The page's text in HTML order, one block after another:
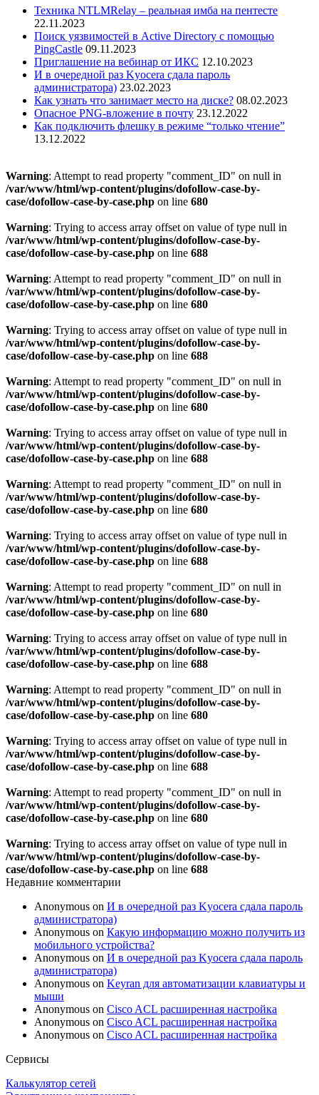
Техника NTLMRelay – реальная имба на пентесте
22.11.2023
Поиск уязвимостей в Active Directory с помощью
PingCastle 09.11.2023
Приглашение на вебинар от ИКС 12.10.2023
И в очередной раз Kyocera сдала пароль
администратора) 23.02.2023
Как узнать что занимает место на диске? 08.02.2023
Опасное PNG-вложение в почту 23.12.2022
Как подключить флешку в режиме “только чтение”
13.12.2022
Warning: Attempt to read property "comment_ID" on null in
/var/www/html/wp-content/plugins/dofollow-case-by-
case/dofollow-case-by-case.php on line 680
Warning: Trying to access array offset on value of type null in
/var/www/html/wp-content/plugins/dofollow-case-by-
case/dofollow-case-by-case.php on line 688
Warning: Attempt to read property "comment_ID" on null in
/var/www/html/wp-content/plugins/dofollow-case-by-
case/dofollow-case-by-case.php on line 680
Warning: Trying to access array offset on value of type null in
/var/www/html/wp-content/plugins/dofollow-case-by-
case/dofollow-case-by-case.php on line 688
Warning: Attempt to read property "comment_ID" on null in
/var/www/html/wp-content/plugins/dofollow-case-by-
case/dofollow-case-by-case.php on line 680
Warning: Trying to access array offset on value of type null in
/var/www/html/wp-content/plugins/dofollow-case-by-
case/dofollow-case-by-case.php on line 688
Warning: Attempt to read property "comment_ID" on null in
/var/www/html/wp-content/plugins/dofollow-case-by-
case/dofollow-case-by-case.php on line 680
Warning: Trying to access array offset on value of type null in
/var/www/html/wp-content/plugins/dofollow-case-by-
case/dofollow-case-by-case.php on line 688
Warning: Attempt to read property "comment_ID" on null in
/var/www/html/wp-content/plugins/dofollow-case-by-
case/dofollow-case-by-case.php on line 680
Warning: Trying to access array offset on value of type null in
/var/www/html/wp-content/plugins/dofollow-case-by-
case/dofollow-case-by-case.php on line 688
Warning: Attempt to read property "comment_ID" on null in
/var/www/html/wp-content/plugins/dofollow-case-by-
case/dofollow-case-by-case.php on line 680
Warning: Trying to access array offset on value of type null in
/var/www/html/wp-content/plugins/dofollow-case-by-
case/dofollow-case-by-case.php on line 688
Warning: Attempt to read property "comment_ID" on null in
/var/www/html/wp-content/plugins/dofollow-case-by-
case/dofollow-case-by-case.php on line 680
Warning: Trying to access array offset on value of type null in
/var/www/html/wp-content/plugins/dofollow-case-by-
case/dofollow-case-by-case.php on line 688
Недавние комментарии
Anonymous on И в очередной раз Kyocera сдала пароль
администратора)
Anonymous on Какую информацию можно получить из
мобильного устройства?
Anonymous on И в очередной раз Kyocera сдала пароль
администратора)
Anonymous on Keyran для автоматизации клавиатуры и
мыши
Anonymous on Cisco ACL расширенная настройка
Anonymous on Cisco ACL расширенная настройка
Anonymous on Cisco ACL расширенная настройка
Сервисы
Калькулятор сетей